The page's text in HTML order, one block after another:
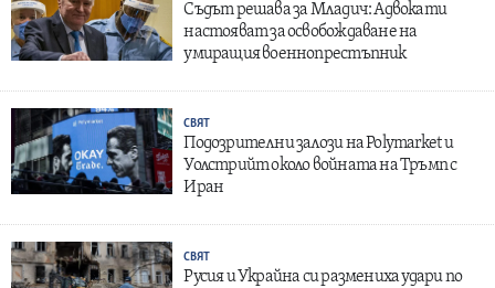
Съдът решава за Младич: Адвокати
настояват за освобождаване на
умиращия военнопрестъпник
СВЯТ
Подозрителни залози на Polymarket и
Уолстрийт около войната на Тръмп с
Иран
СВЯТ
Русия и Украйна си размениха удари по